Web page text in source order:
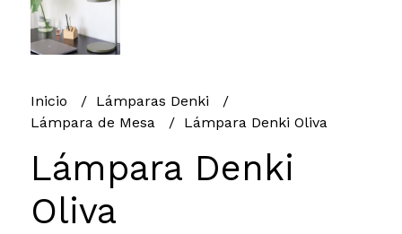
Inicio
Lámparas Denki
Lámpara de Mesa
Lámpara Denki Oliva
Lámpara Denki
Oliva